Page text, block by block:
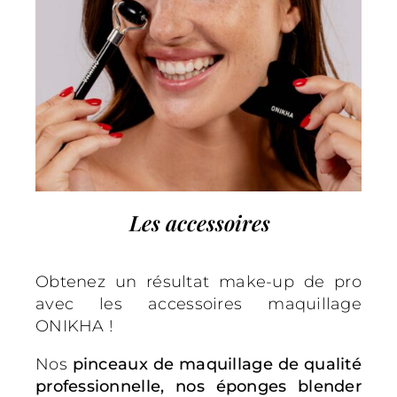
Les accessoires
Obtenez un résultat make-up de pro
avec les accessoires maquillage
ONIKHA !
Nos pinceaux de maquillage de qualité
professionnelle, nos éponges blender